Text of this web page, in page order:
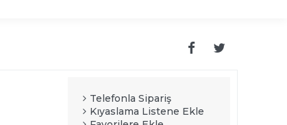
Telefonla Sipariş
Kıyaslama Listene Ekle